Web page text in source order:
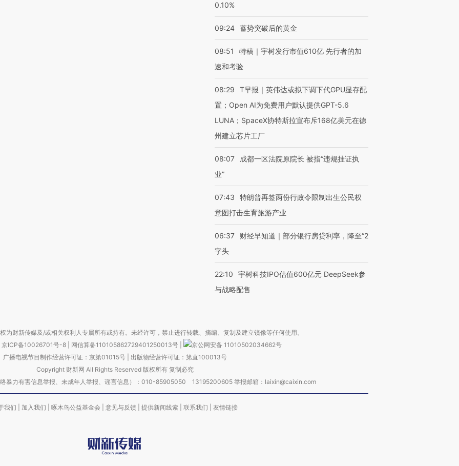
0.10%
09:24 蓄势突破后的黄金
08:51
特稿｜宇树发行市值610亿 先行者的加
速和考验
08:29
T早报｜英伟达或拟下调下代GPU显存配
置；Open AI为免费用户默认提供GPT-5.6
LUNA；SpaceX协特斯拉宣布斥168亿美元在德
州建立芯片工厂
08:07
成都一区法院原院长 被指“违规挂证执
业”
07:43
特朗普再签两份行政令限制出生公民权
意图打击生育旅游产业
06:37
财经早知道｜部分银行房贷利率，降至“2
字头
22:10
宇树科技IPO估值600亿元 DeepSeek参
与战略配售
为财新传媒及/或相关权利人专属所有或持有。未经许可，禁止进行转载、摘编、复制及建立镜像等任何使用。
京ICP备10026701号-8 网信算备110105862729401250013号
京公网安备 11010502034662号
广播电视节目制作经营许可证：京第01015号| 出版物经营许可证：第直100013号
Copyright 财新网 All Rights Reserved 版权所有 复制必究
暴力有害信息举报、未成年人举报、谣言信息）：010-85905050 13195200605 举报邮箱：laixin@caixin.com
我们 加入我们 啄木鸟公益基金会 意见与反馈 提供新闻线索 联系我们 友情链接